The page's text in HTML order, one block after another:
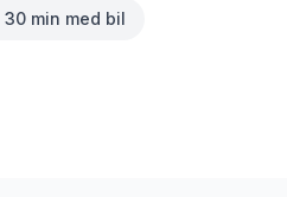
30 min med bil